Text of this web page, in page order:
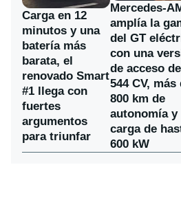
Carga en 12
minutos y una
batería más
barata, el
renovado Smart
#1 llega con
fuertes
argumentos
para triunfar
Mercedes-
amplía la
del GT
con una
de acceso de
544 CV, más
800 km de
autonomía y
carga de
600 kW